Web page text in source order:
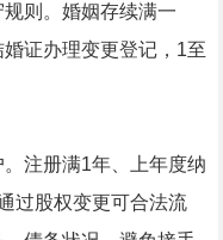
则。婚姻存续满一
证办理变更登记，1至
注册满1年、上年度纳
过股权变更可合法流